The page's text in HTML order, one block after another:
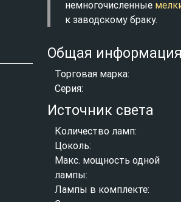
немногочисленные
к заводскому браку.
Общая информация
Торговая марка:
Серия:
Источник света
Количество ламп:
Цоколь:
Макс. мощность одной
лампы:
Лампы в комплекте: